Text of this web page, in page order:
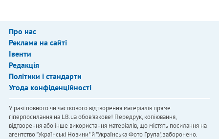
Про нас
Реклама на сайті
Івенти
Редакція
Політики і стандарти
Угода конфіденційності
У разі повного чи часткового відтворення матеріалів пряме
гіперпосилання на LB.ua обов'язкове! Передрук, копіювання,
відтворення або інше використання матеріалів, що містять посилання на
агентство "Українськi Новини" й "Українська Фото Група", заборонено.